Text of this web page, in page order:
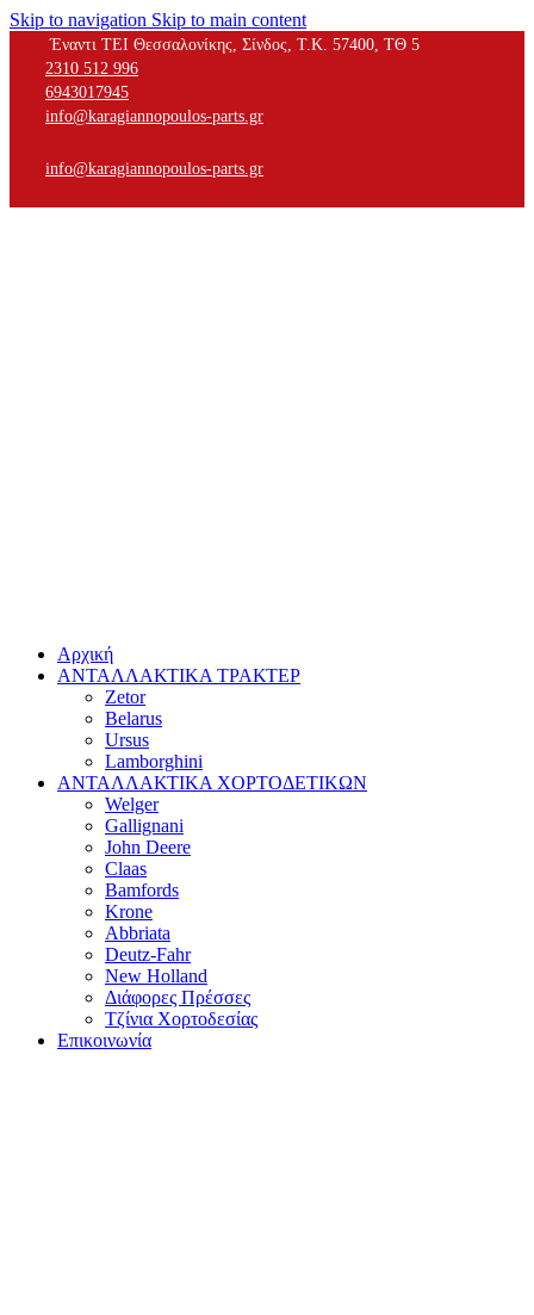
Skip to navigation Skip to main content
Έναντι ΤΕΙ Θεσσαλονίκης, Σίνδος, Τ.Κ. 57400, ΤΘ 5
2310 512 996
6943017945
info@karagiannopoulos-parts.gr
info@karagiannopoulos-parts.gr
Αρχική
ΑΝΤΑΛΛΑΚΤΙΚΑ ΤΡΑΚΤΕΡ
Zetor
Belarus
Ursus
Lamborghini
ΑΝΤΑΛΛΑΚΤΙΚΑ ΧΟΡΤΟΔΕΤΙΚΩΝ
Welger
Gallignani
John Deere
Claas
Bamfords
Krone
Abbriata
Deutz-Fahr
New Holland
Διάφορες Πρέσσες
Τζίνια Χορτοδεσίας
Επικοινωνία